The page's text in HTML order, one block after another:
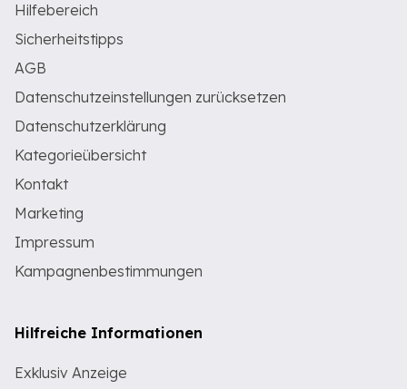
Hilfebereich
Sicherheitstipps
AGB
Datenschutzeinstellungen zurücksetzen
Datenschutzerklärung
Kategorieübersicht
Kontakt
Marketing
Impressum
Kampagnenbestimmungen
Hilfreiche Informationen
Exklusiv Anzeige